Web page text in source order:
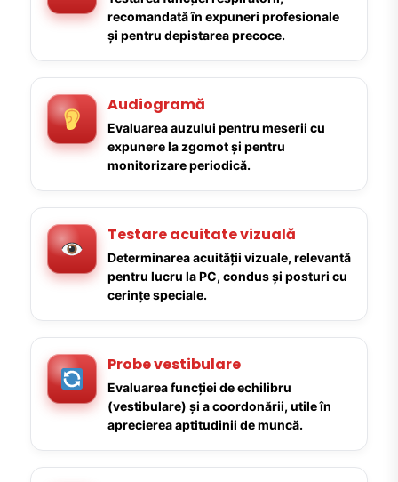
recomandată în expuneri profesionale
și pentru depistarea precoce.
Audiogramă
Evaluarea auzului pentru meserii cu
expunere la zgomot și pentru
monitorizare periodică.
Testare acuitate vizuală
Determinarea acuității vizuale, relevantă
pentru lucru la PC, condus și posturi cu
cerințe speciale.
Probe vestibulare
Evaluarea funcției de echilibru
(vestibulare) și a coordonării, utile în
aprecierea aptitudinii de muncă.